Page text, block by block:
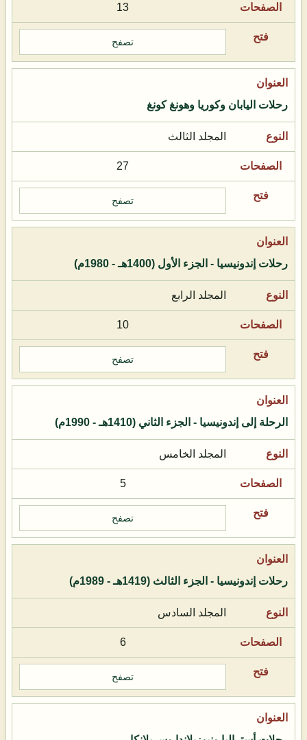
13
تصفح
رحلات اليابان وكوريا وهونغ كونغ
المجلد الثالث
27
تصفح
رحلات إندونيسيا - الجزء الأول (1400هـ - 1980م)
المجلد الرابع
10
تصفح
الرحلة إلى إندونيسيا - الجزء الثاني (1410هـ - 1990م)
المجلد الخامس
5
تصفح
رحلات إندونيسيا - الجزء الثالث (1419هـ - 1989م)
المجلد السادس
6
تصفح